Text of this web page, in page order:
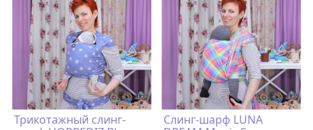
Трикотажный слинг-
Слинг-шарф LUNA